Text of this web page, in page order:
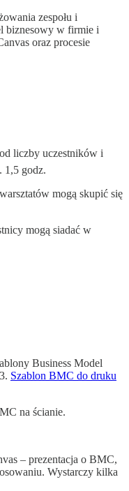
zespołu i
biznesowy w firmie i
oraz procesie
liczby uczestników i
1,5 godz.
mogą skupić się
mogą siadać w
Business Model
Szablon BMC do druku
na ścianie.
– prezentacja o BMC,
Wystarczy kilka